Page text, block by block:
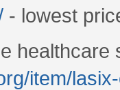
- lowest
healthcare
item/